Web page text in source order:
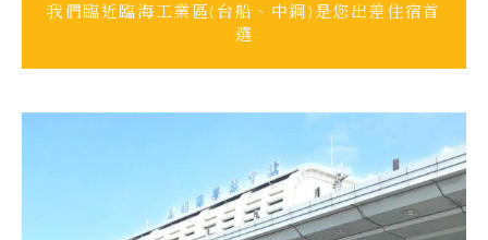
我們臨近臨海工業區(台船、中鋼)是您出差住宿首
選